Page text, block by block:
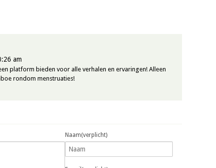
am
platform bieden voor alle verhalen en ervaringen! Alleen
rondom menstruaties!
Naam(verplicht)